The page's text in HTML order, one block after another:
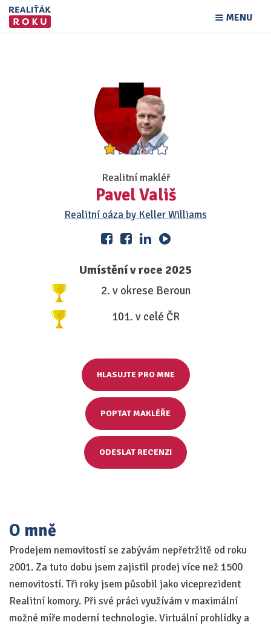
MENU
Realitní makléř
Pavel Vališ
Realitní oáza by Keller Williams
Umístění v roce 2025
2. v okrese Beroun
101. v celé ČR
HLASUJTE PRO MNE
POPTAT MAKLÉŘE
ODESLAT RECENZI
O mně
Prodejem nemovitostí se zabývám nepřetržitě od roku
2001. Za tuto dobu jsem zajistil prodej více než 1500
nemovitostí. Tři roky jsem působil jako viceprezident
Realitní komory. Při své práci využívám v maximální
možné míře moderní technologie. Virtuální prohlídky a